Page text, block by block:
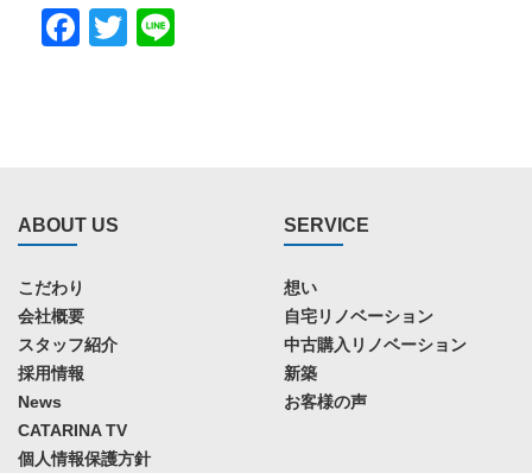
Facebook
Twitter
ABOUT US
こだわり
会社概要
スタッフ紹介
採用情報
News
CATARINA TV
個人情報保護方針
SERVICE
想い
自宅リノベーション
中古購入リノベーション
新築
お客様の声